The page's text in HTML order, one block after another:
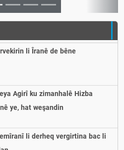
ye, hat weşandin
li Îranê de bêne
Agirî ku zimanhalê Hizba
ye, hat weşandin